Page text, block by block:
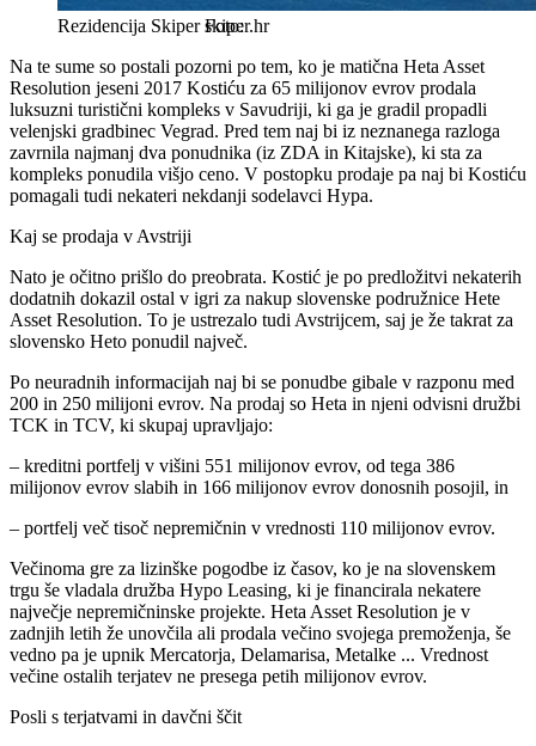
Rezidencija Skiperskiper.hr
Na te sume so postali pozorni po tem, ko je matična Heta Asset
Resolution jeseni 2017 Kostiću za 65 milijonov evrov prodala
luksuzni turistični kompleks v Savudriji, ki ga je gradil propadli
velenjski gradbinec Vegrad. Pred tem naj bi iz neznanega razloga
zavrnila najmanj dva ponudnika (iz ZDA in Kitajske), ki sta za
kompleks ponudila višjo ceno. V postopku prodaje pa naj bi Kostiću
pomagali tudi nekateri nekdanji sodelavci Hypa.
Kaj se prodaja v Avstriji
Nato je očitno prišlo do preobrata. Kostić je po predložitvi nekaterih
dodatnih dokazil ostal v igri za nakup slovenske podružnice Hete
Asset Resolution. To je ustrezalo tudi Avstrijcem, saj je že takrat za
slovensko Heto ponudil največ.
Po neuradnih informacijah naj bi se ponudbe gibale v razponu med
200 in 250 milijoni evrov. Na prodaj so Heta in njeni odvisni družbi
TCK in TCV, ki skupaj upravljajo:
– kreditni portfelj v višini 551 milijonov evrov, od tega 386
milijonov evrov slabih in 166 milijonov evrov donosnih posojil, in
– portfelj več tisoč nepremičnin v vrednosti 110 milijonov evrov.
Večinoma gre za lizinške pogodbe iz časov, ko je na slovenskem
trgu še vladala družba Hypo Leasing, ki je financirala nekatere
največje nepremičninske projekte. Heta Asset Resolution je v
zadnjih letih že unovčila ali prodala večino svojega premoženja, še
vedno pa je upnik Mercatorja, Delamarisa, Metalke ... Vrednost
večine ostalih terjatev ne presega petih milijonov evrov.
Posli s terjatvami in davčni ščit